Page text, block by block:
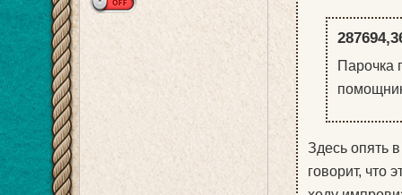
Парочка
Здесь опять
говорит, что